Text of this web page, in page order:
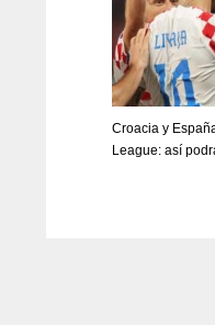
Croacia y
League: así